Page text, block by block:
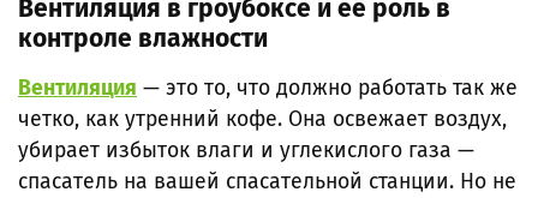
Вентиляция в гроубоксе и её роль в
контроле влажности
Вентиляция — это то, что должно работать так же
четко, как утренний кофе. Она освежает воздух,
убирает избыток влаги и углекислого газа —
спасатель на вашей спасательной станции. Но не